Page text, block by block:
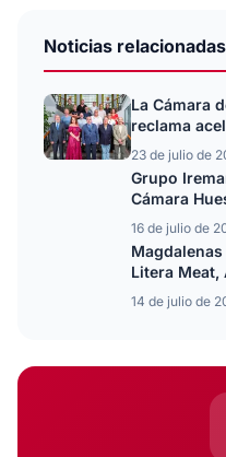
Noticias relacionadas
La Cámara
reclama
23 de julio de
Grupo
Cámara
16 de julio de
Magdalenas
Litera Meat,
14 de julio de